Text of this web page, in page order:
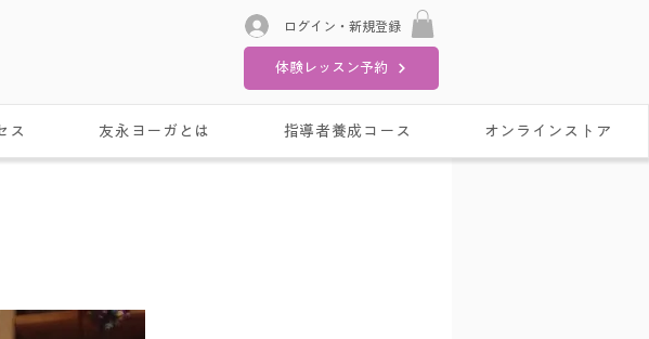
ログイン・新規登録
体験レッスン予約
ス 友永ヨーガとは 指導者養成コース オンラインストア